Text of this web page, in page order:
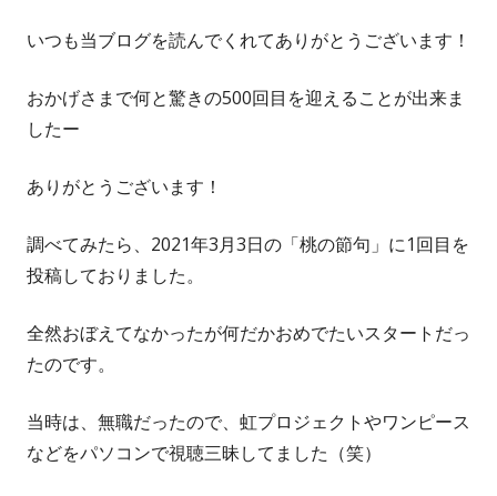
いつも当ブログを読んでくれてありがとうございます！
おかげさまで何と驚きの500回目を迎えることが出来ま
したー
ありがとうございます！
調べてみたら、2021年3月3日の「桃の節句」に1回目を
投稿しておりました。
全然おぼえてなかったが何だかおめでたいスタートだっ
たのです。
当時は、無職だったので、虹プロジェクトやワンピース
などをパソコンで視聴三昧してました（笑）